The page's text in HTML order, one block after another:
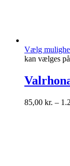
Vælg
kan vælges
85,00 kr. –